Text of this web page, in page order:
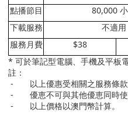
點播節目
80,000
下載服務
不適用
服務月費
$38
* 可於筆記型電腦、手機及平板
註：
-
以上優惠受相關之服務條款
-
優恵不可與其他優恵同時使
-
以上價格以澳門幣計算。